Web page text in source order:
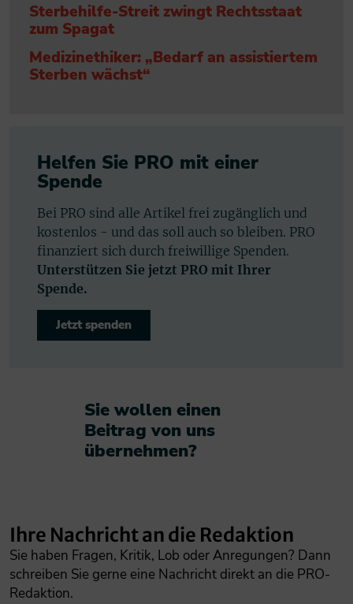
Sterbehilfe-Streit zwingt Rechtsstaat
zum Spagat
Medizinethiker: „Bedarf an assistiertem
Sterben wächst“
Helfen Sie PRO mit einer
Spende
Bei PRO sind alle Artikel frei zugänglich und
kostenlos - und das soll auch so bleiben. PRO
finanziert sich durch freiwillige Spenden.
Unterstützen Sie jetzt PRO mit Ihrer
Spende.
Jetzt spenden
Sie wollen einen
Beitrag von uns
übernehmen?​
Ihre Nachricht an die Redaktion
Sie haben Fragen, Kritik, Lob oder Anregungen? Dann
schreiben Sie gerne eine Nachricht direkt an die PRO-
Redaktion.